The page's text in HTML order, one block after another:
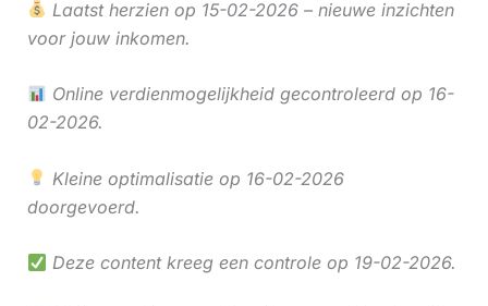
Laatst herzien op 15-02-2026 – nieuwe inzichten
voor jouw inkomen.
Online verdienmogelijkheid gecontroleerd op 16-
02-2026.
Kleine optimalisatie op 16-02-2026
doorgevoerd.
Deze content kreeg een controle op 19-02-2026.